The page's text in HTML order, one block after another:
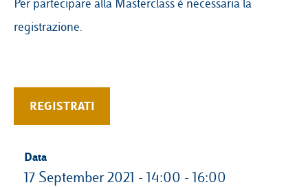
registrazione.
REGISTRATI
Data
17 September 2021 - 14:00 - 16:00